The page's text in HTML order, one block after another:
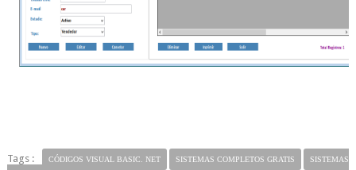
Tags : CÓDIGOS VISUAL BASIC. NET SISTEMAS COMPLETOS GRATIS
SISTEMAS